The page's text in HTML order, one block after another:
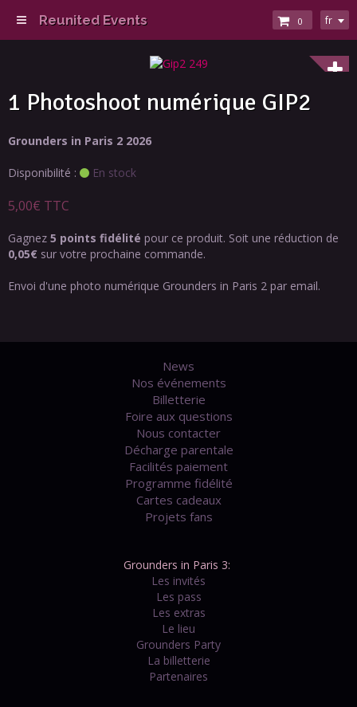
Reunited Events 0 fr
1 Photoshoot numérique GIP2
Grounders in Paris 2 2026
Disponibilité : En stock
5,00€ TTC
Gagnez 5 points fidélité pour ce produit. Soit une réduction de
0,05€ sur votre prochaine commande.
Envoi d'une photo numérique Grounders in Paris 2 par email.
News
Nos événements
Billetterie
Foire aux questions
Nous contacter
Décharge parentale
Facilités paiement
Programme fidélité
Cartes cadeaux
Projets fans
Grounders in Paris 3:
Les invités
Les pass
Les extras
Le lieu
Grounders Party
La billetterie
Partenaires